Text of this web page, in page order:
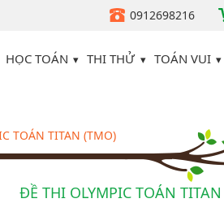
0912698216
HỌC TOÁN THI THỬ TOÁN VUI
TOÁN TITAN (TMO)
ĐỀ THI OLYMPIC TOÁN